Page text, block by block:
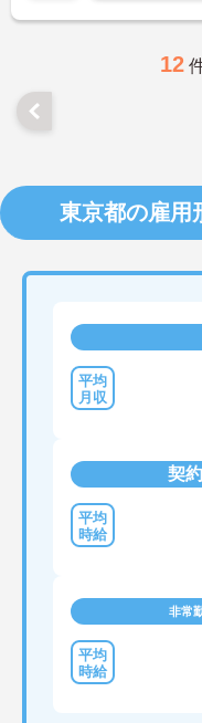
に詳細をお話しいたし
12
東京都の雇用
契
非常